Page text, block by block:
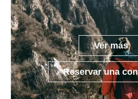
Ver más
Reservar una